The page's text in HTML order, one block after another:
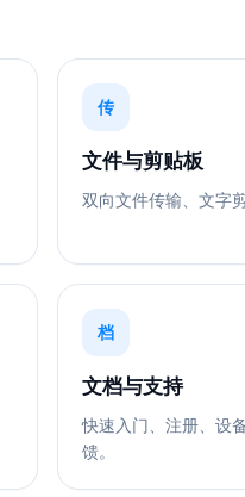
传
文件与剪贴板
双向文件传输、文字
档
文档与支持
快速入门、注册、设
馈。